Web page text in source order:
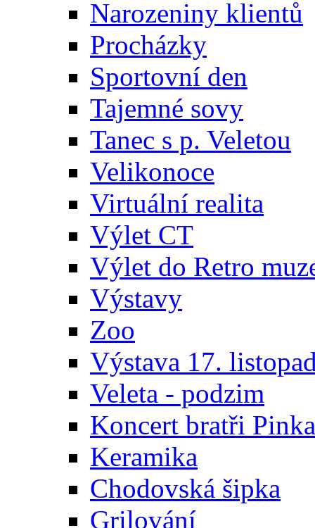
Narozeniny klientů
Procházky
Sportovní den
Tajemné sovy
Tanec s p. Veletou
Velikonoce
Virtuální realita
Výlet CT
Výlet do Retro
Výstavy
Zoo
Výstava 17.
Veleta - podzim
Koncert bratři
Keramika
Chodovská šipka
Grilování